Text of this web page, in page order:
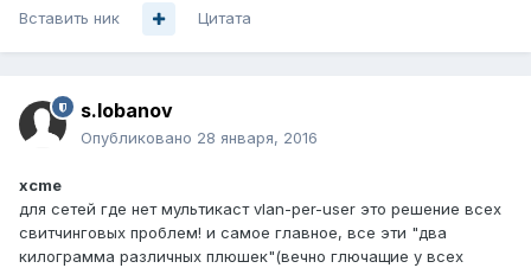
Вставить ник Цитата
s.lobanov
Опубликовано 28 января, 2016
xcme
для сетей где нет мультикаст vlan-per-user это решение всех
свитчинговых проблем! и самое главное, все эти "два
килограмма различных плюшек"(вечно глючащие у всех